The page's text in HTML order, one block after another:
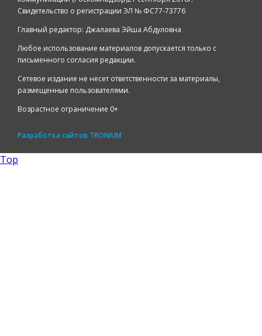
Свидетельство о регистрации ЭЛ № ФС77-73776
Главный редактор: Джалаева Эйша Абдуловна
Любое использование материалов допускается только с
письменного согласия редакции.
Сетевое издание не несет ответственности за материалы,
размещенные пользователями.
Возрастное ограничение 0+
Разработка сайтов TRONIUM
Top